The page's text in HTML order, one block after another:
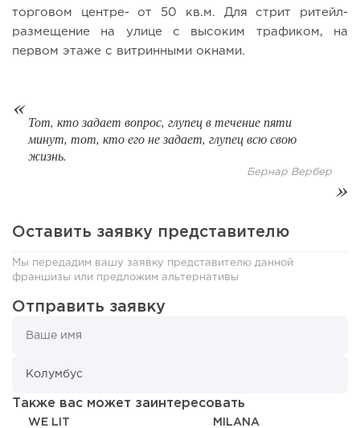
Франшиза кафе: рейтинг лучших франшиз общепита для
открытия заведения
торговом центре- от 50 кв.м. Для стрит ритейл-
размещение на улице с высоким трафиком, на
первом этаже с витринными окнами.
Тот, кто задает вопрос, глупец в течение пяти
минут, тот, кто его не задает, глупец всю свою
жизнь.
Бернар Вербер
Оставить заявку представителю
Мы передадим вашу заявку представителю данной
франшизы или предложим альтернативы
Отправить заявку
Также вас может заинтересовать
WE LIT MILANA